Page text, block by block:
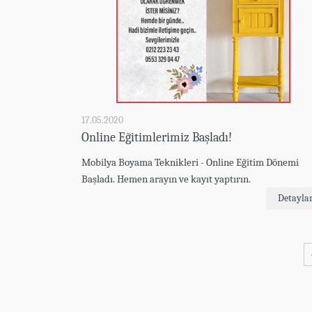
Online Eğitimlerimiz Başladı!
17.05.2020
Mobilya Boyama Teknikleri - Online Eğitim Dönemi
Başladı. Hemen arayın ve kayıt yaptırın.